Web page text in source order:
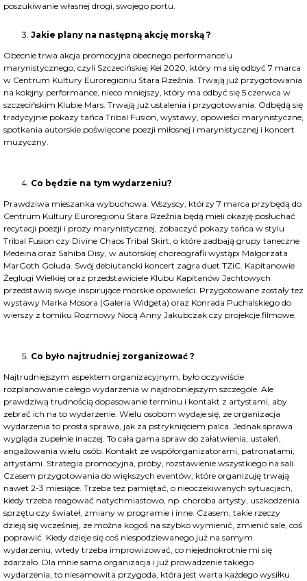
poszukiwanie własnej drogi, swojego portu.
Jakie plany na następną akcję morską ?
Obecnie trwa akcja promocyjna obecnego performance’u
marynistycznego, czyli Szczecińskiej Kei 2020, który ma się odbyć 7 marca
w Centrum Kultury Euroregioniu Stara Rzeźnia. Trwają już przygotowania
na kolejny performance, nieco mniejszy, który ma odbyć się 5 czerwca w
szczecińskim Klubie Mars. Trwają już ustalenia i przygotowania. Odbędą się
tradycyjnie pokazy tańca Tribal Fusion, wystawy, opowieści marynistyczne,
spotkania autorskie poświęcone poezji miłosnej i marynistycznej i koncert
muzyczny.
Co będzie na tym wydarzeniu?
Prawdziwa mieszanka wybuchowa. Wszyscy, którzy 7 marca przybędą do
Centrum Kultury Euroregionu Stara Rzeźnia będą mieli okazję posłuchać
recytacji poezji i prozy marynistycznej, zobaczyć pokazy tańca w stylu
Tribal Fusion czy Divine Chaos Tribal Skirt, o które zadbają grupy taneczne
Medeina oraz Sahiba Disy, w autorskiej choreografii wystąpi Malgorzata
MarGoth Goluda. Swój debiutancki koncert zagra duet TZiC. Kapitanowie
Żeglugi Wielkiej oraz przedstawiciele Klubu Kapitanów Jachtowych
przedstawią swoje inspirujące morskie opowieści. Przygotowane zostały tez
wystawy Marka Mosora (Galeria Widgeta) oraz Konrada Puchalskiego do
wierszy z tomiku Rozmowy Nocą Anny Jakubczak czy projekcje filmowe.
Co było najtrudniej zorganizować ?
Najtrudniejszym aspektem organizacyjnym, było oczywiście
rozplanowanie całego wydarzenia w najdrobniejszym szczególe. Ale
prawdziwą trudnością dopasowanie terminu i kontakt z artystami, aby
zebrać ich na to wydarzenie. Wielu osobom wydaje się, ze organizacja
wydarzenia to prosta sprawa, jak za pstryknięciem palca. Jednak sprawa
wygląda zupełnie inaczej. To cała gama spraw do załatwienia, ustaleń,
angażowania wielu osób. Kontakt ze współorganizatorami, patronatami,
artystami. Strategia promocyjna, próby, rozstawienie wszystkiego na sali.
Czasem przygotowania do większych eventów, które organizuję trwają
nawet 2-3 miesiące. Trzeba tez pamiętać, o nieoczekiwanych sytuacjach,
kiedy trzeba reagować natychmiastowo, np. choroba artysty, uszkodzenia
sprzętu czy świateł, zmiany w programie i inne. Czasem, takie rzeczy
dzieją się wcześniej, ze można kogoś na szybko wymienić, zmienić sale, coś
poprawić. Kiedy dzieje się coś niespodziewanego już na samym
wydarzeniu, wtedy trzeba improwizować, co niejednokrotnie mi się
zdarzało. Dla mnie sama organizacja i już prowadzenie takiego
wydarzenia, to niesamowita przygoda, która jest warta każdego wysiłku.